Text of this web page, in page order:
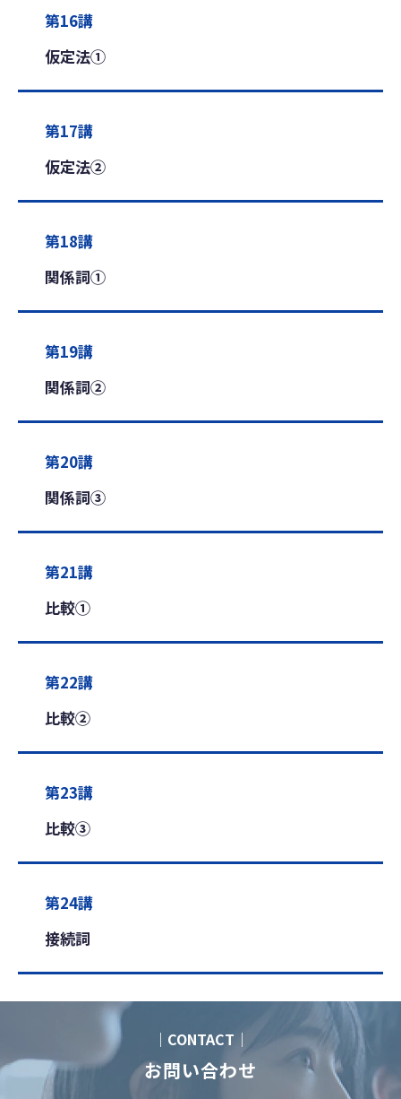
第16講
仮定法①
第17講
仮定法②
第18講
関係詞①
第19講
関係詞②
第20講
関係詞③
第21講
比較①
第22講
比較②
第23講
比較③
第24講
接続詞
｜CONTACT｜
お問い合わせ